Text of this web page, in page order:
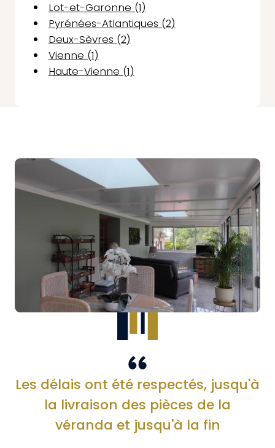
Lot-et-Garonne (1)
Pyrénées-Atlantiques (2)
Deux-Sèvres (2)
Vienne (1)
Haute-Vienne (1)
Les délais ont été respectés, jusqu'à
la livraison des pièces de la
véranda et jusqu'à la fin